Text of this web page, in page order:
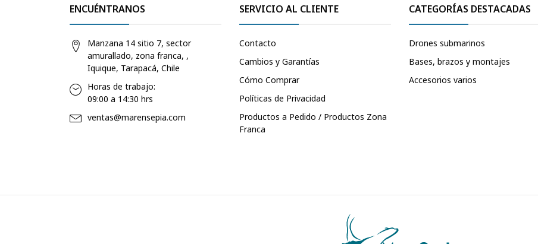
ENCUÉNTRANOS
Manzana 14 sitio 7, sector
amurallado, zona franca, ,
Iquique, Tarapacá, Chile
Horas de trabajo:
09:00 a 14:30 hrs
ventas@marensepia.com
SERVICIO AL CLIENTE
Contacto
Cambios y Garantías
Cómo Comprar
Políticas de Privacidad
Productos a Pedido / Productos Zona
Franca
CATEGORÍAS DESTACADAS
Drones submarinos
Bases, brazos y montajes
Accesorios varios